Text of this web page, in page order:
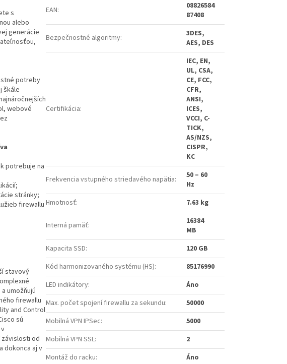
s
alebo
generácie
potreby
škále
webové
potrebuje na
stránky;
firewallu
stavový
umožňujú
firewallu
and Control
sú
od
dokonca aj v
EAN:
08826584
87408
Bezpečnostné algoritmy:
3DES,
AES, DES
Certifikácia:
IEC, EN,
UL, CSA,
CE, FCC,
CFR,
ANSI,
ICES,
VCCI, C-
TICK,
AS/NZS,
CISPR,
KC
Frekvencia vstupného striedavého napätia:
50 – 60
Hz
Hmotnosť: 7.63 kg
Interná pamäť:
16384
MB
Kapacita SSD:
120 GB
Kód harmonizovaného systému (HS):
85176990
LED indikátory:
Áno
Max. počet spojení firewallu za sekundu:
50000
Mobilná VPN IPSec:
5000
Mobilná VPN SSL:
2
Montáž do racku: Áno